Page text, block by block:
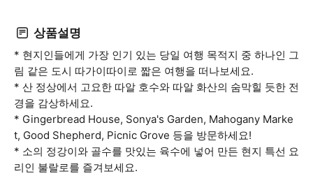
상품설명
* 현지인들에게 가장 인기 있는 당일 여행 목적지 중 하나인 그
림 같은 도시 따가이따이로 짧은 여행을 떠나보세요.
* 산 정상에서 고요한 따알 호수와 따알 화산의 숨막힐 듯한 전
경을 감상하세요.
* Gingerbread House, Sonya's Garden, Mahogany Marke
t, Good Shepherd, Picnic Grove 등을 방문하세요!
* 소의 정강이와 골수를 맛있는 육수에 넣어 만든 현지 특선 요
리인 불랄로를 즐겨보세요.